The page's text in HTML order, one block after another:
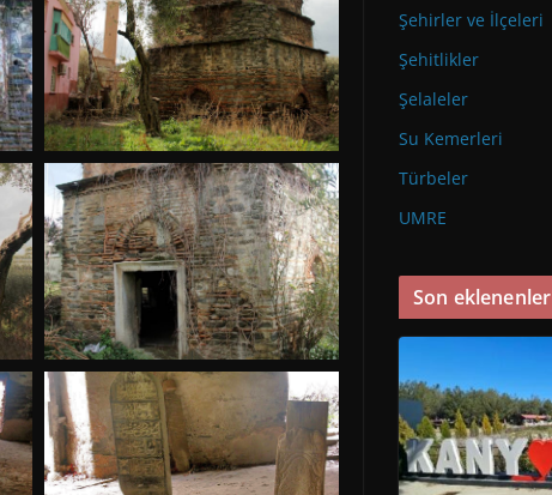
Şehirler ve İlçeleri
Şehitlikler
Şelaleler
Su Kemerleri
Türbeler
UMRE
Son eklenenler